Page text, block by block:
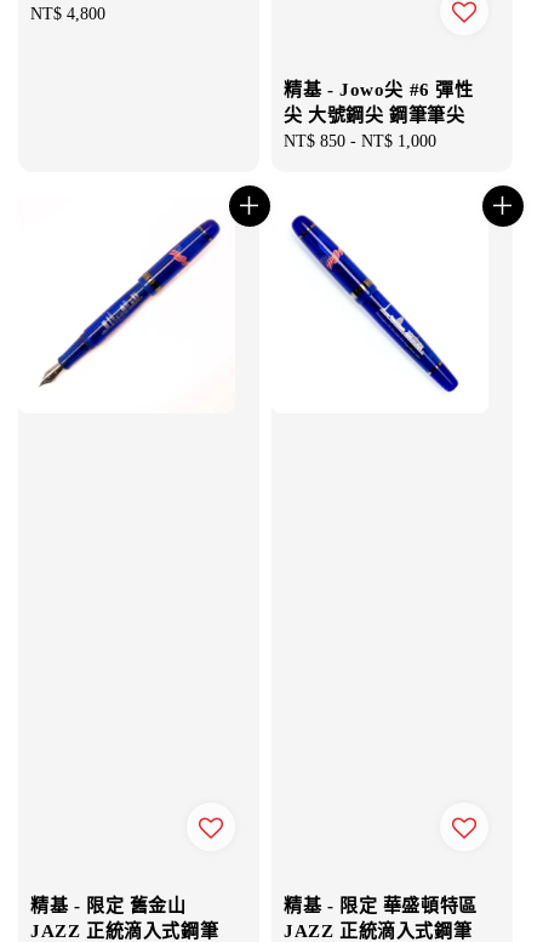
Regular
NT$ 4,800
精基 - Jowo尖 #6 彈性
尖 大號鋼尖 鋼筆筆尖
Regular
NT$ 850 - NT$ 1,000
精基 - 限定 舊金山
JAZZ 正統滴入式鋼筆
精基 - 限定 華盛頓特區
JAZZ 正統滴入式鋼筆